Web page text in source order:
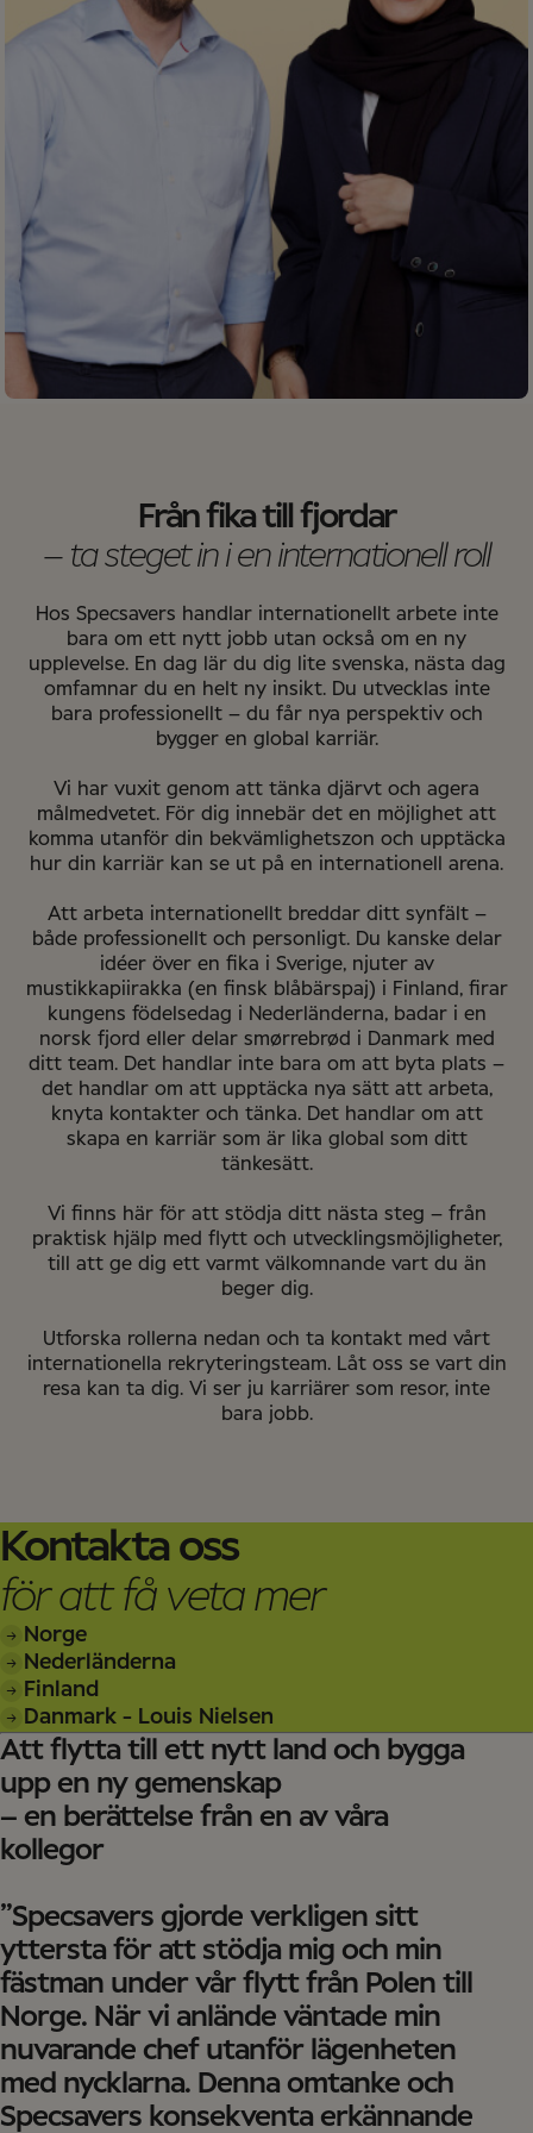
Från fika till fjordar
– ta steget in i en internationell roll
Hos Specsavers handlar internationellt arbete inte
bara om ett nytt jobb utan också om en ny
upplevelse. En dag lär du dig lite svenska, nästa dag
omfamnar du en helt ny insikt. Du utvecklas inte
bara professionellt – du får nya perspektiv och
bygger en global karriär.
Vi har vuxit genom att tänka djärvt och agera
målmedvetet. För dig innebär det en möjlighet att
komma utanför din bekvämlighetszon och upptäcka
hur din karriär kan se ut på en internationell arena.
Att arbeta internationellt breddar ditt synfält –
både professionellt och personligt. Du kanske delar
idéer över en fika i Sverige, njuter av
mustikkapiirakka (en finsk blåbärspaj) i Finland, firar
kungens födelsedag i Nederländerna, badar i en
norsk fjord eller delar smørrebrød i Danmark med
ditt team. Det handlar inte bara om att byta plats –
det handlar om att upptäcka nya sätt att arbeta,
knyta kontakter och tänka. Det handlar om att
skapa en karriär som är lika global som ditt
tänkesätt.
Vi finns här för att stödja ditt nästa steg – från
praktisk hjälp med flytt och utvecklingsmöjligheter,
till att ge dig ett varmt välkomnande vart du än
beger dig.
Utforska rollerna nedan och ta kontakt med vårt
internationella rekryteringsteam. Låt oss se vart din
resa kan ta dig. Vi ser ju karriärer som resor, inte
bara jobb.
Kontakta oss
för att få veta mer
Norge
Nederländerna
Finland
Danmark - Louis Nielsen
Att flytta till ett nytt land och bygga
upp en ny gemenskap
– en berättelse från en av våra
kollegor
”Specsavers gjorde verkligen sitt
yttersta för att stödja mig och min
fästman under vår flytt från Polen till
Norge. När vi anlände väntade min
nuvarande chef utanför lägenheten
med nycklarna. Denna omtanke och
Specsavers konsekventa erkännande